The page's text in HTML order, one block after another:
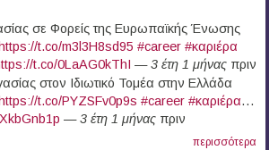
σε Φορείς της Ευρωπαϊκής Ένωσης
https://t.co/m3l3H8sd95 #career #καριέρα
t.co/0LaAG0kThI —3 έτη 1 μήναςπριν
στον Ιδιωτικό Τομέα στην Ελλάδα
https://t.co/PYZSFv0p9s #career #καριέρα…
—3 έτη 1 μήναςπριν
περισσότερα